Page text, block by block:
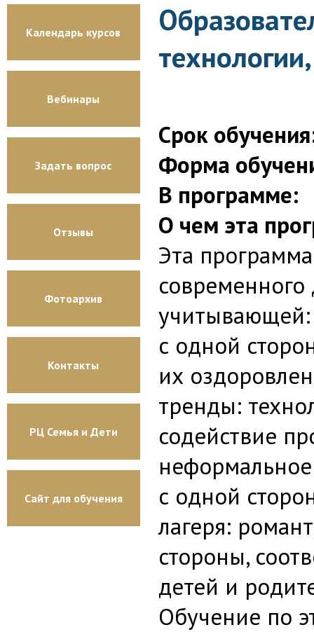
Календарь курсов
Вебинары
Задать вопрос
Отзывы
Фотоархив
Контакты
РЦ Семья и Дети
Сайт для обучения
Срок
Форма
В программе:
О чем эта
Эта
современного
учитывающей:
с одной
их
тренды:
содействие
с одной
лагеря:
стороны,
детей и
Обучение по